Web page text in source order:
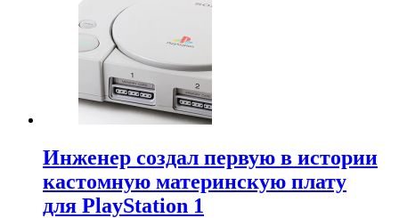
Инженер создал первую в истории
кастомную материнскую плату
для PlayStation 1